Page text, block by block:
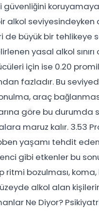
güvenliğini
alkol
büyük bir tehlikeye
yasal alkol
için ise 0.20 promil
fazladır. Bu
araç
göre bu
maruz kalır. 3.53
yaşamı tehdit
gibi etkenler bu
ritmi bozulması,
alkol alan
Ne Diyor?